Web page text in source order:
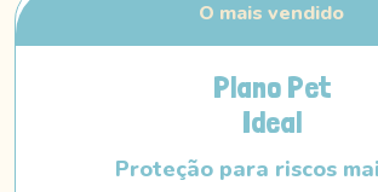
Plano Pet
Ideal
Proteção para riscos